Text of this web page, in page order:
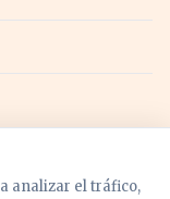
analizar el tráfico,